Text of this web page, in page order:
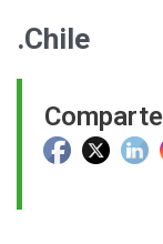
.Chile
Comparte